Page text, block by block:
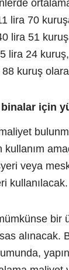
lira 70
lira 51
lira 24
kuruş
için
kullanım
veya
kullanılacak.
bir
alınacak.